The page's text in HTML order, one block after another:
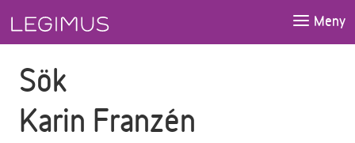
Meny
Sök
Karin Franzén